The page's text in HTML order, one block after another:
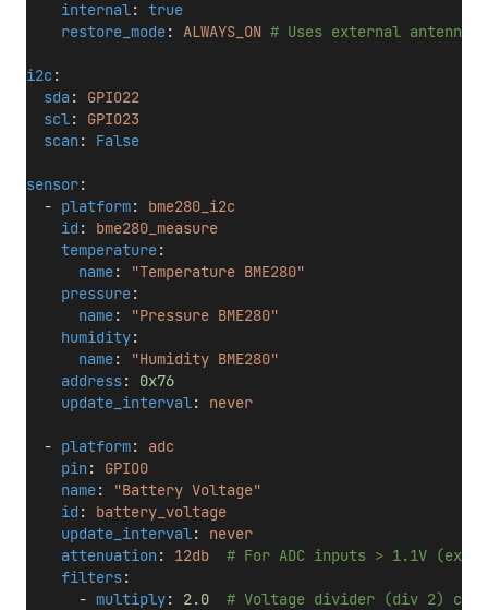
internal : true
restore_mode: ALWAYS_ON # Uses external antenna
i2c :
sda: GPIO22
scl : GPIO23
scan: False
sensor:
  -
platform: bme280_i2c
id : bme280_measure
temperature:
name:
"Temperature BME280"
pressure:
name:
"Pressure BME280"
humidity:
name:
"Humidity BME280"
address: 0x76
update_interval : never
  -
platform: adc
pin: GPIO0
name:
"Battery Voltage"
id : battery_voltage
update_interval : never
attenuation: 12db
# For ADC inputs > 1.1V
filters:
      -
multiply: 2.0 # Voltage divider (div 2)